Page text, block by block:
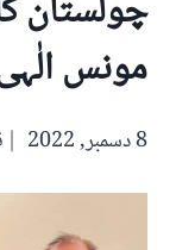
چولستان
مونس
8 دسمبر, 2022